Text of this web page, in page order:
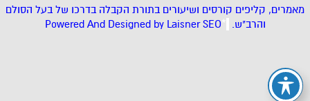
מאמרים, קליפים קורסים ושיעורים בתורת הקבלה בדרכו של בעל הסולם
והרב"ש. *
Powered And Designed by LaisnerSEO